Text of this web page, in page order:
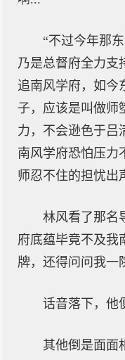
“不过今年那
乃是总督府全力支
追南风学府，如今
子，应该是叫做师
力，不会逊色于吕
南风学府恐怕压力
师忍不住的担忧出
林风看了那名
府底蕴毕竟不及我
牌，还得问问我一
话音落下，他
其他倒是面面